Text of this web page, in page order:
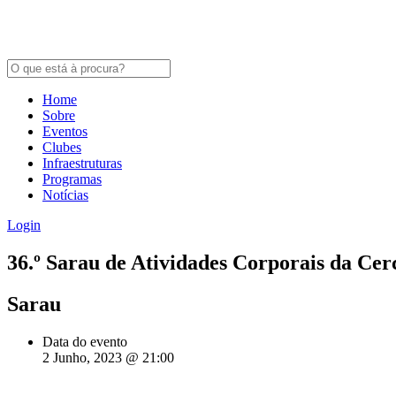
Home
Sobre
Eventos
Clubes
Infraestruturas
Programas
Notícias
Login
36.º Sarau de Atividades Corporais da
Sarau
Data do evento
2 Junho, 2023 @ 21:00